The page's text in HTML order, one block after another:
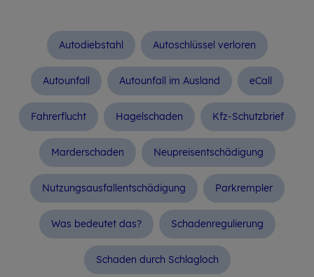
Autodiebstahl Autoschlüssel verloren
Autounfall Autounfall im Ausland eCall
Fahrerflucht Hagelschaden Kfz-Schutzbrief
Marderschaden Neupreisentschädigung
Nutzungsausfallentschädigung Parkrempler
Was bedeutet das? Scha­den­re­gu­lie­rung
Schaden durch Schlagloch